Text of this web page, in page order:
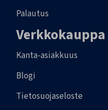
Palautus
Verkkokauppa
Kanta-asiakkuus
Blogi
Tietosuojaseloste